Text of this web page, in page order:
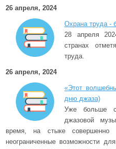
26 апреля, 2024
Охрана труда -
28 апреля
странах
труда.
26 апреля, 2024
«Этот
дню джаза)
Уже больше
джазовой
время, на стыке совершенно
неограниченные возможности